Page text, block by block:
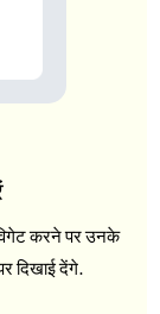
करने पर उनके
दिखाई देंगे.